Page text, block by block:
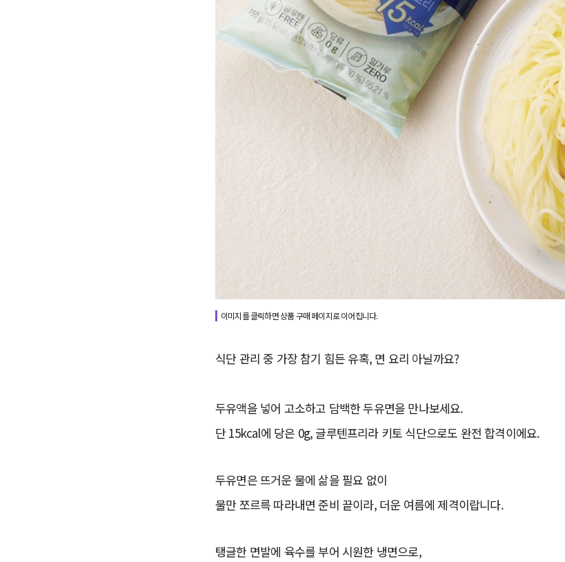
이미지를 클릭하면 상품 구매 페이지로 이어집니다.
식단 관리 중 가장 참기 힘든 유혹, 면 요리 아닐까요?
두유액을 넣어 고소하고 담백한 두유면을 만나보세요.
단 15kcal에 당은 0g, 글루텐프리라 키토 식단으로도 완전 합격이에요.
두유면은 뜨거운 물에 삶을 필요 없이
물만 쪼르륵 따라내면 준비 끝이라, 더운 여름에 제격이랍니다.
탱글한 면발에 육수를 부어 시원한 냉면으로,